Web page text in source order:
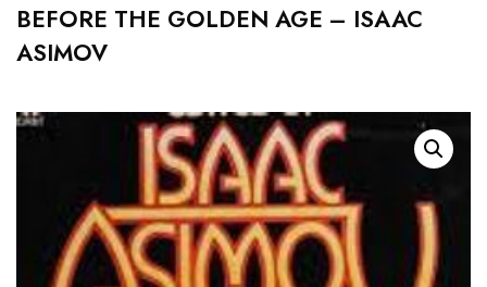
BEFORE THE GOLDEN AGE – ISAAC
ASIMOV